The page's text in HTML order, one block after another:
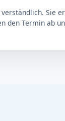
Sie
den Termin ab